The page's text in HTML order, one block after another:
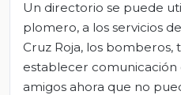
Un directorio se puede
plomero, a los servicios
Cruz Roja, los bomberos,
establecer comunicación
amigos ahora que no